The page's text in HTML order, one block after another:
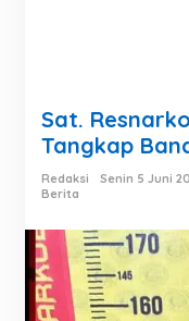
Sat.
Tangkap
Redaksi
Senin 5 Juni
Berita